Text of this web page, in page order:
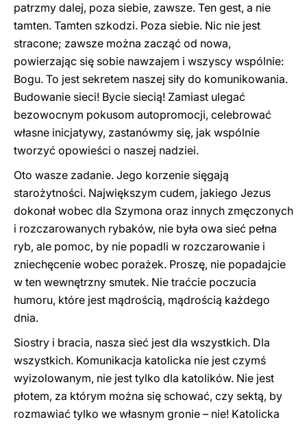
patrzmy dalej, poza siebie, zawsze. Ten gest, a nie
tamten. Tamten szkodzi. Poza siebie. Nic nie jest
stracone; zawsze można zacząć od nowa,
powierzając się sobie nawzajem i wszyscy wspólnie:
Bogu. To jest sekretem naszej siły do komunikowania.
Budowanie sieci! Bycie siecią! Zamiast ulegać
bezowocnym pokusom autopromocji, celebrować
własne inicjatywy, zastanówmy się, jak wspólnie
tworzyć opowieści o naszej nadziei.
Oto wasze zadanie. Jego korzenie sięgają
starożytności. Największym cudem, jakiego Jezus
dokonał wobec dla Szymona oraz innych zmęczonych
i rozczarowanych rybaków, nie była owa sieć pełna
ryb, ale pomoc, by nie popadli w rozczarowanie i
zniechęcenie wobec porażek. Proszę, nie popadajcie
w ten wewnętrzny smutek. Nie traćcie poczucia
humoru, które jest mądrością, mądrością każdego
dnia.
Siostry i bracia, nasza sieć jest dla wszystkich. Dla
wszystkich. Komunikacja katolicka nie jest czymś
wyizolowanym, nie jest tylko dla katolików. Nie jest
płotem, za którym można się schować, czy sektą, by
rozmawiać tylko we własnym gronie – nie! Katolicka